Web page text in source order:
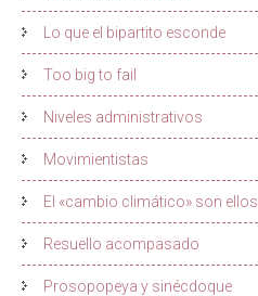
Lo que el bipartito esconde
Too big to fail
Niveles administrativos
Movimientistas
El «cambio climático» son ellos
Resuello acompasado
Prosopopeya y sinécdoque